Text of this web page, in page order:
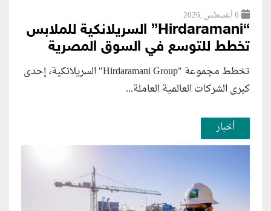
6 أغسطس ,2026
“Hirdaramani” السريلانكية للملابس
تخطط للتوسع في السوق المصرية
تخطط مجموعة "Hirdaramani Group" السريلانكية، إحدى
كبرى الشركات العالمية العاملة...
أخبار